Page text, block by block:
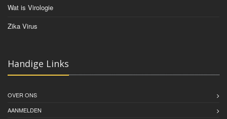
Wat is Virologie
Zika Virus
Handige Links
OVER ONS
AANMELDEN